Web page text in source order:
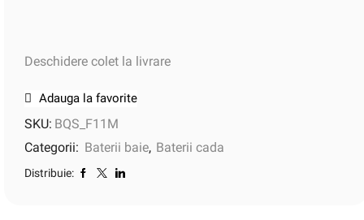
Deschidere colet la livrare
Adauga la favorite
SKU: BQS_F11M
Categorii: Baterii baie, Baterii cada
Distribuie: